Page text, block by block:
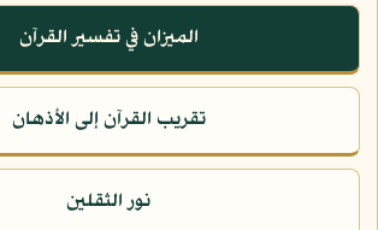
الميزان في تفسير القرآن
تقريب القرآن إلى الأذهان
نور الثقلين